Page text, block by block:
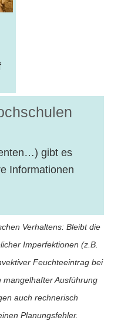
gibt es
Informationen
Verhaltens: Bleibt die
Imperfektionen (z.B.
Feuchteeintrag bei
Ausführung
auch rechnerisch
Planungsfehler.